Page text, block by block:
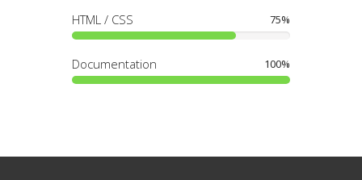
HTML / CSS 75%
Documentation 100%